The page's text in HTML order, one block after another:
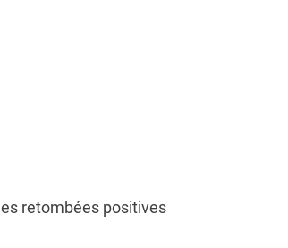
retombées positives